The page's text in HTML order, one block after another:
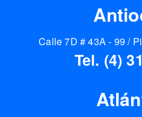
Calle 7D # 43A - 99 /
Tel. (4)